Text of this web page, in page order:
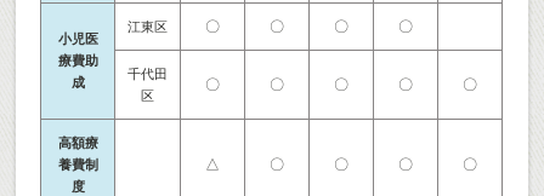
小児医
療費助
成
江東区 〇 〇 〇 〇
千代田
区
〇 〇 〇 〇 〇
高額療
養費制
度
△ 〇 〇 〇 〇